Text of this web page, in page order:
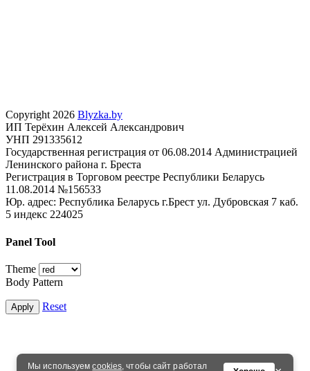
Мы используемcookies, чтобы сайт работал
Copyright 2026 Blyzka.by
ИП Терёхин Алексей Александрович
УНП 291335612
Государственная регистрация от 06.08.2014 Администрацией
Ленинского района г. Бреста
Регистрация в Торговом реестре Республики Беларусь
11.08.2014 №156533
Юр. адрес: Республика Беларусь г.Брест ул. Дубровская 7 каб.
5 индекс 224025
Panel Tool
Theme
Body Pattern
Apply Reset